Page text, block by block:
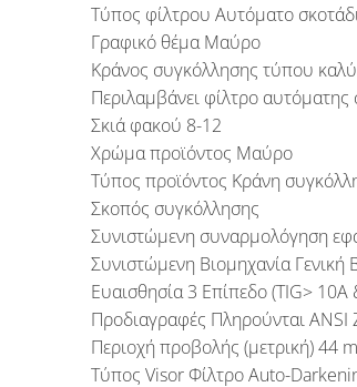
Τύπος φίλτρου Αυτόματο
Γραφικό θέμα Μαύρο
Κράνος συγκόλλησης τύπου
Περιλαμβάνει φίλτρο αυτόματης
Σκιά φακού 8-12
Χρώμα προϊόντος Μαύρο
Τύπος προϊόντος Κράνη
Σκοπός συγκόλλησης
Συνιστώμενη συναρμολόγηση
Συνιστώμενη Βιομηχανία Γενική
Ευαισθησία 3 Επίπεδο (TIG>
Προδιαγραφές Πληρούνται ANSI
Περιοχή προβολής (μετρική) 44
Τύπος Visor Φίλτρο Auto-